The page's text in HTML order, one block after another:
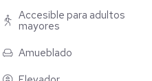
Un impactante edificio de 43
Thompson Hotel and
condominios con vistas
recámaras más estudio, así
Accesible para adultos
mayores
Amueblado